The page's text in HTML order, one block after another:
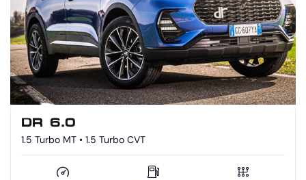
DR 6.0
1.5 Turbo MT • 1.5 Turbo CVT